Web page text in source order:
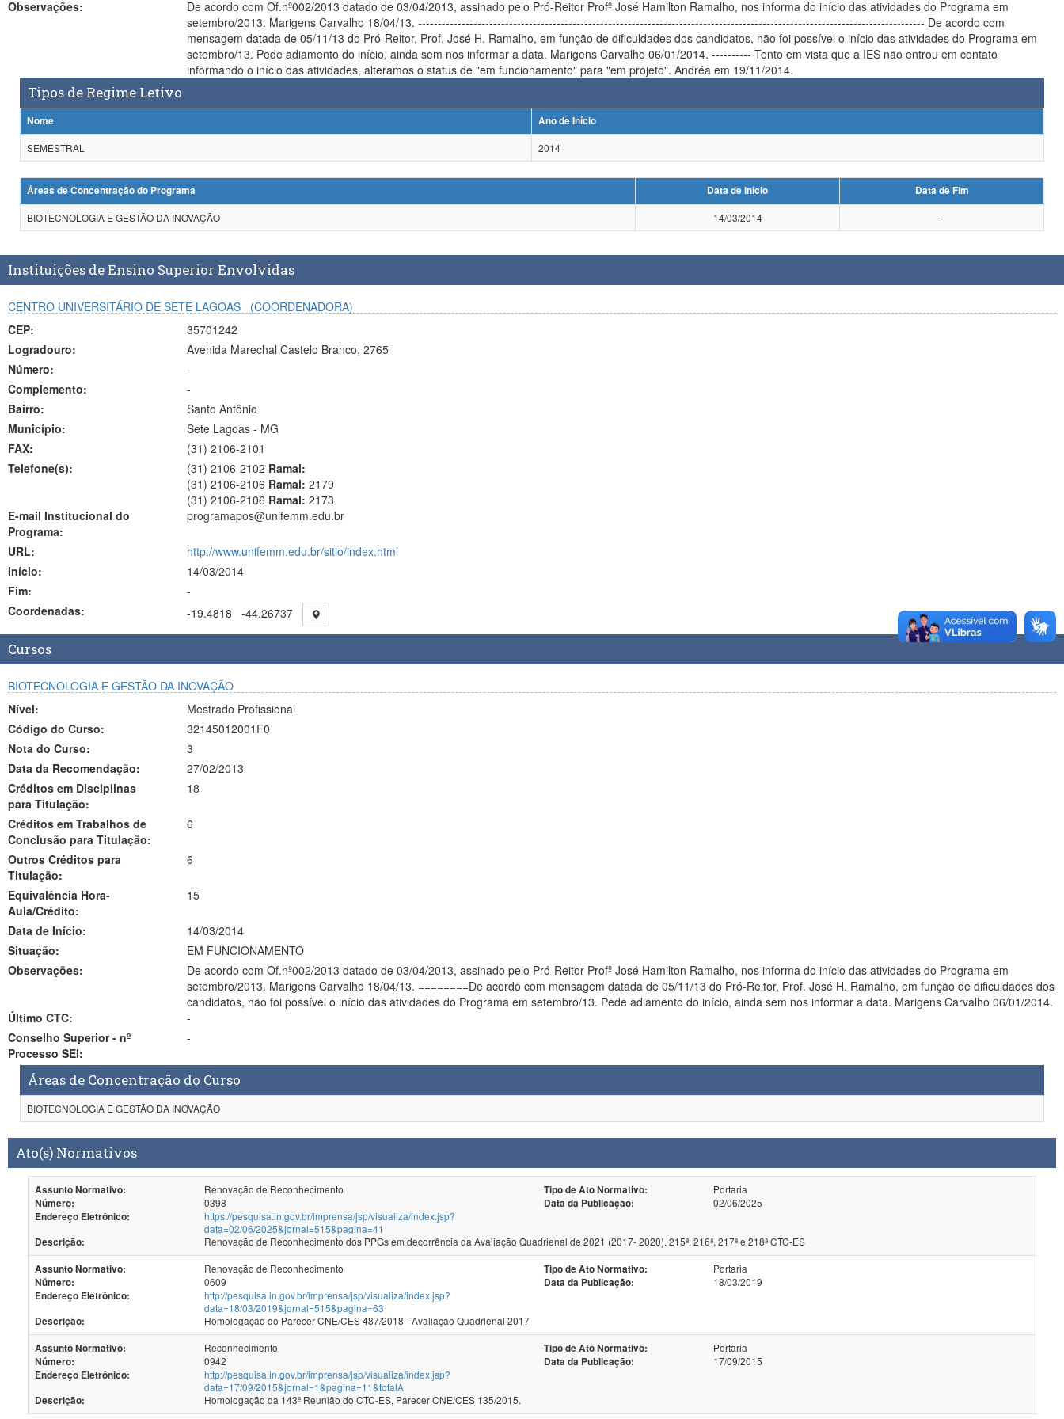
Observações:
De acordo com Of.nº002/2013 datado de 03/04/2013, assinado pelo Pró-Reitor Profº José Hamilton Ramalho, nos informa do início das atividades do Programa em
setembro/2013. Marigens Carvalho 18/04/13. -------------------------------------------------------------------------------------------------------------------------------- De acordo com
mensagem datada de 05/11/13 do Pró-Reitor, Prof. José H. Ramalho, em função de dificuldades dos candidatos, não foi possível o início das atividades do Programa em
setembro/13. Pede adiamento do início, ainda sem nos informar a data. Marigens Carvalho 06/01/2014. ---------- Tento em vista que a IES não entrou em contato
informando o início das atividades, alteramos o status de "em funcionamento" para "em projeto". Andréa em 19/11/2014.
Tipos de Regime Letivo
Nome
Ano de Início
SEMESTRAL
2014
Áreas de Concentração do Programa Data de Início
Data de Fim
BIOTECNOLOGIA E GESTÃO DA INOVAÇÃO
14/03/2014 -
Instituições de Ensino Superior Envolvidas
CENTRO UNIVERSITÁRIO DE SETE LAGOAS
(COORDENADORA)
CEP:
35701242
Logradouro:
Avenida Marechal Castelo Branco, 2765
Número:
-
Complemento:
-
Bairro:
Santo Antônio
Município:
Sete Lagoas - MG
FAX:
(31) 2106-2101
Telefone(s):
(31) 2106-2102 Ramal:
(31) 2106-2106 Ramal: 2179
(31) 2106-2106 Ramal: 2173
E-mail Institucional do
Programa:
programapos@unifemm.edu.br
URL:
http://www.unifemm.edu.br/sitio/index.html
Início:
14/03/2014
Fim:
-
Coordenadas:
-19.4818 -44.26737
Cursos
BIOTECNOLOGIA E GESTÃO DA INOVAÇÃO
Nível:
Mestrado Profissional
Código do Curso:
32145012001F0
Nota do Curso:
3
Data da Recomendação:
27/02/2013
Créditos em Disciplinas
para Titulação:
18
Créditos em Trabalhos de
Conclusão para Titulação:
6
Outros Créditos para
Titulação:
6
Equivalência Hora-
Aula/Crédito:
15
Data de Início:
14/03/2014
Situação:
EM FUNCIONAMENTO
Observações:
De acordo com Of.nº002/2013 datado de 03/04/2013, assinado pelo Pró-Reitor Profº José Hamilton Ramalho, nos informa do início das atividades do Programa em
setembro/2013. Marigens Carvalho 18/04/13. ========De acordo com mensagem datada de 05/11/13 do Pró-Reitor, Prof. José H. Ramalho, em função de dificuldades dos
candidatos, não foi possível o início das atividades do Programa em setembro/13. Pede adiamento do início, ainda sem nos informar a data. Marigens Carvalho 06/01/2014.
Último CTC:
-
Conselho Superior - nº
Processo SEI:
-
Áreas de Concentração do Curso
BIOTECNOLOGIA E GESTÃO DA INOVAÇÃO
Ato(s) Normativos
Assunto Normativo: Renovação de Reconhecimento Tipo de Ato Normativo:
Portaria
Número:
0398 Data da Publicação:
02/06/2025
Endereço Eletrônico:
https://pesquisa.in.gov.br/imprensa/jsp/visualiza/index.jsp?
data=02/06/2025&jornal=515&pagina=41
Descrição:
Renovação de Reconhecimento dos PPGs em decorrência da Avaliação Quadrienal de 2021 (2017- 2020). 215ª, 216ª, 217ª e 218ª CTC-ES
Assunto Normativo: Renovação de Reconhecimento Tipo de Ato Normativo:
Portaria
Número:
0609 Data da Publicação:
18/03/2019
Endereço Eletrônico:
http://pesquisa.in.gov.br/imprensa/jsp/visualiza/index.jsp?
data=18/03/2019&jornal=515&pagina=63
Descrição:
Homologação do Parecer CNE/CES 487/2018 - Avaliação Quadrienal 2017
Assunto Normativo: Reconhecimento Tipo de Ato Normativo:
Portaria
Número:
0942 Data da Publicação:
17/09/2015
Endereço Eletrônico:
http://pesquisa.in.gov.br/imprensa/jsp/visualiza/index.jsp?
data=17/09/2015&jornal=1&pagina=11&totalA
Descrição:
Homologação da 143ª Reunião do CTC-ES, Parecer CNE/CES 135/2015.